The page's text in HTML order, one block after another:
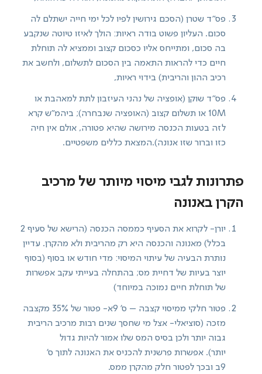
פס"ד שטרן (הסכם גירושין לפיו לכל ימי חייה ישתלם לה
סכום. העליון פשוט בודה ראיות: הולך לאיזו טיוטה שנקבע
בה סכום, ומתייחס אליו כסכום קצוב וממציא לה תוחלת
חיים כדי להראות התאמה בין הסכום לתשלום, ולחשב את
רכיב ההון והריבית) בידוי ראיות,
פס"ד שוקן (אופציה של נהני העיזבון לתת למאהבת או
10M או תשלום קצוב (האופציה שנבחרה); ביהמ"ש קרא
לזה בטעות הכנסה מירושה שהיא פטורה, אולם אין חיה
כזו וברור שזו אנונה).המצאת כללים משפטיים.
פתרונות לגבי מיסוי מיותר של מרכיב
הקרן באנונה
יורן- לקרוא את הסעיף כממסה הכנסה (הרישא של סעיף 2
בכלל) מאנונה והכנסה היא רק מהריבית ולא מהקרן. עדיין
נותרת הבעיה של עיתוי המיסוי: מדי חודש או בסוף (בסוף
יוצר בעיות של דחיית מס; בהתחלה בעייתי עקב אפשרות
של תוחלת חיים נמוכה במיוחד)
פטור חלקי ממיסוי קצבה – ס' 9א- פטור של 35% מקצבה
מזכה (סוציאלי- אצל מי שחסך שנים רבות מרכיב הריבית
גבוה יותר ולכן בסיס המס שלו אמור להיות גדול
יותר). אפשרות פרשנית להכניס את האנונה לתוך ס'
9ב ובכך לפטור חלק מהקרן ממס.